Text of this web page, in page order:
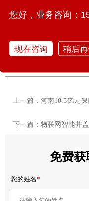
供了及时且准确的信
上一篇：河南10.5亿元
下一篇：物联网智能井
免费获
您的姓名*
您好，业务咨询：
现在咨询 稍后